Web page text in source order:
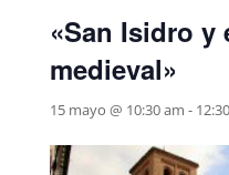
«San Isidro y
medieval»
15 mayo @ 10:30 am -